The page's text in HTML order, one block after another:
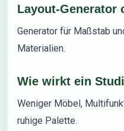
Layout-Generator
Generator für Maßstab
Materialien.
Wie wirkt ein
Weniger Möbel,
ruhige Palette.